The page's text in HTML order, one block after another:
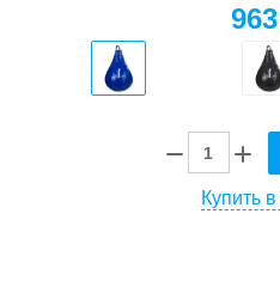
963
Купить